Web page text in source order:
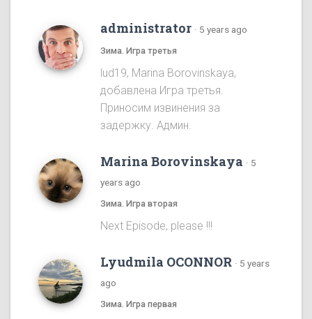
administrator · 5 years ago
Зима. Игра третья
lud19, Marina Borovinskaya,
добавлена Игра третья.
Приносим извинения за
задержку. Админ.
Marina Borovinskaya · 5
years ago
Зима. Игра вторая
Next Episode, please !!!
Lyudmila OCONNOR · 5 years
ago
Зима. Игра первая